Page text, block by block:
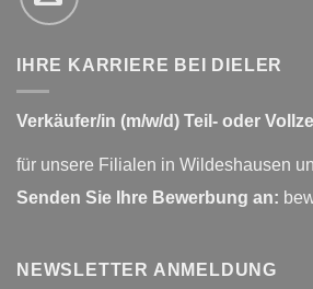
IHRE KARRIERE BEI DIELER
Verkäufer/in (m/w/d) Teil- oder
für unsere Filialen in Wildeshausen
Senden Sie Ihre Bewerbung an:
NEWSLETTER ANMELDUNG